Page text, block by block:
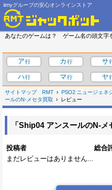
iimyグループの安心オンラインストア
あなたのゲームは？ ゲーム名の頭文字
ア
カ サ
ハ
マ ヤ
サイトマップ RMT PSO2 ニュージェネ
ールのN-メセタ買取
レビュー
「Ship04 アンスールのN-
投稿者
総合
まだレビューはありません...